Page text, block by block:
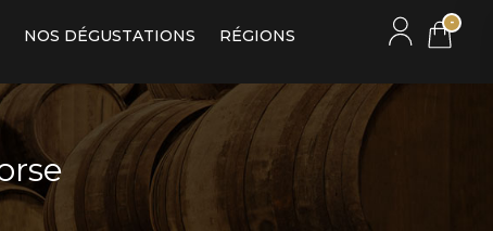
NOS DÉGUSTATIONS RÉGIONS
-